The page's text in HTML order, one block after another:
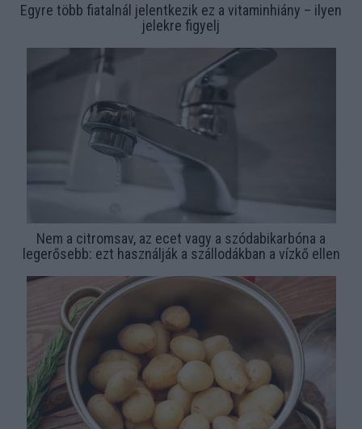
Egyre több fiatalnál jelentkezik ez a vitaminhiány – ilyen
jelekre figyelj
Nem a citromsav, az ecet vagy a szódabikarbóna a
legerősebb: ezt használják a szállodákban a vízkő ellen